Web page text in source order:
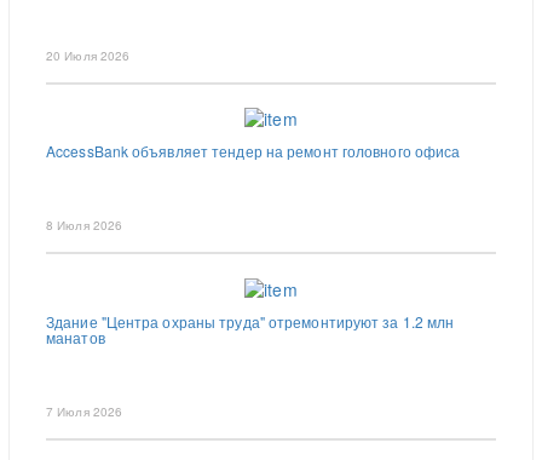
20 Июля 2026
AccessBank объявляет тендер на ремонт головного офиса
8 Июля 2026
Здание "Центра охраны труда" отремонтируют за 1.2 млн
манатов
7 Июля 2026